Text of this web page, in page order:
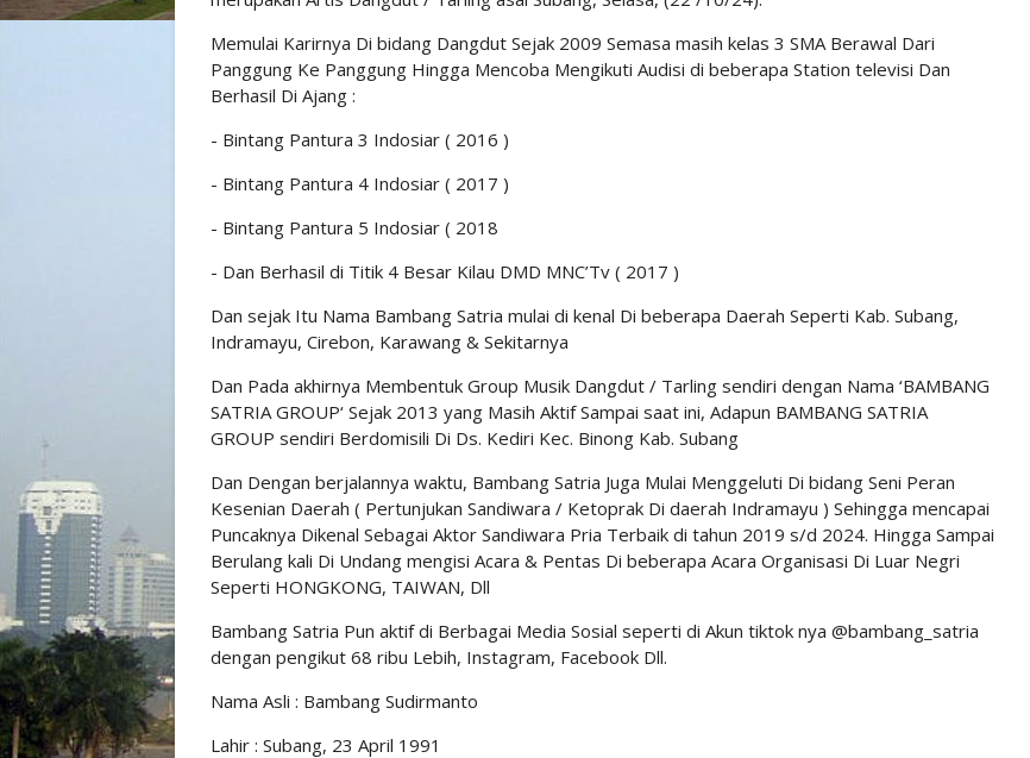
Memulai Karirnya Di bidang Dangdut Sejak 2009 Semasa masih kelas 3 SMA Berawal Dari
Panggung Ke Panggung Hingga Mencoba Mengikuti Audisi di beberapa Station televisi Dan
Berhasil Di Ajang :
- Bintang Pantura 3 Indosiar ( 2016 )
- ⁠Bintang Pantura 4 Indosiar ( 2017 )
- ⁠Bintang Pantura 5 Indosiar ( 2018
- ⁠Dan Berhasil di Titik 4 Besar Kilau DMD MNC’Tv ( 2017 )
Dan sejak Itu Nama Bambang Satria mulai di kenal Di beberapa Daerah Seperti Kab. Subang,
Indramayu, Cirebon, Karawang & Sekitarnya
Dan Pada akhirnya Membentuk Group Musik Dangdut / Tarling sendiri dengan Nama ‘BAMBANG
SATRIA GROUP‘ Sejak 2013 yang Masih Aktif Sampai saat ini, Adapun BAMBANG SATRIA
GROUP sendiri Berdomisili Di Ds. Kediri Kec. Binong Kab. Subang
Dan Dengan berjalannya waktu, Bambang Satria Juga Mulai Menggeluti Di bidang Seni Peran
Kesenian Daerah ( Pertunjukan Sandiwara / Ketoprak Di daerah Indramayu ) Sehingga mencapai
Puncaknya Dikenal Sebagai Aktor Sandiwara Pria Terbaik di tahun 2019 s/d 2024. Hingga Sampai
Berulang kali Di Undang mengisi Acara & Pentas Di beberapa Acara Organisasi Di Luar Negri
Seperti HONGKONG, TAIWAN, Dll
Bambang Satria Pun aktif di Berbagai Media Sosial seperti di Akun tiktok nya @bambang_satria
dengan pengikut 68 ribu Lebih, Instagram, Facebook Dll.
Nama Asli : Bambang Sudirmanto
Lahir : Subang, 23 April 1991